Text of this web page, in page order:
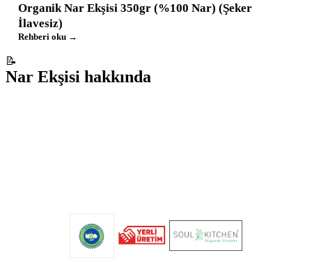
Organik Nar Ekşisi 350gr (%100 Nar) (Şeker
İlavesiz)
Rehberi oku →
📝
Nar Ekşisi hakkında